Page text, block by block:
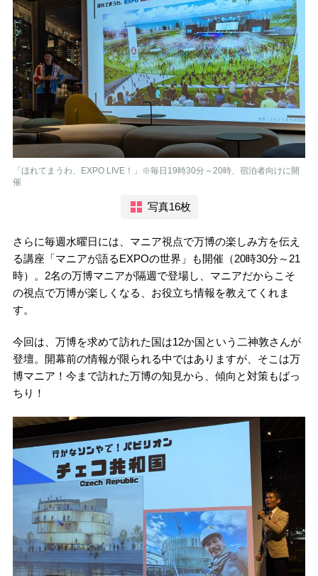
「ほれてまうわ、EXPO LIVE！」※毎日19時30分～20時、宿泊者向けに開
催
写真16枚
さらに毎週水曜日には、マニア視点で万博の楽しみ方を伝え
る講座「マニアが語るEXPOの世界」も開催（20時30分～21
時）。2名の万博マニアが隔週で登場し、マニアだからこそ
の視点で万博が楽しくなる、お役立ち情報を教えてくれま
す。
今回は、万博を求めて訪れた国は12か国という二神敦さんが
登壇。開幕前の情報が限られる中ではありますが、そこは万
博マニア！今まで訪れた万博の知見から、傾向と対策もばっ
ちり！